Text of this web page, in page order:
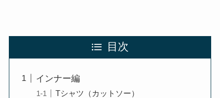
目次
インナー編
Tシャツ（カットソー）